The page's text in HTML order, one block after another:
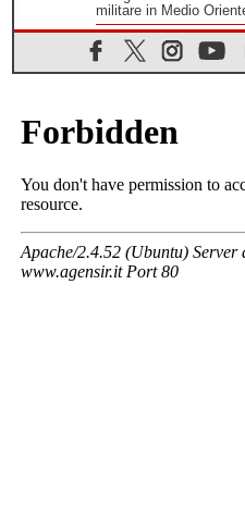
Arabia Saudita, Turchia
stringono una nuova
militare in Medio
08.08.2026
del Paese
07.08.2026
Triennale d'Arte delle
cattoliche
Filippine, il vicariato
Calapan diventa